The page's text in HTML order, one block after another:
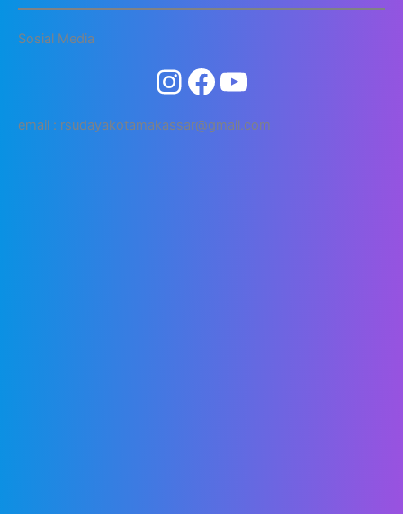
Sosial Media
email : rsudayakotamakassar@gmail.com